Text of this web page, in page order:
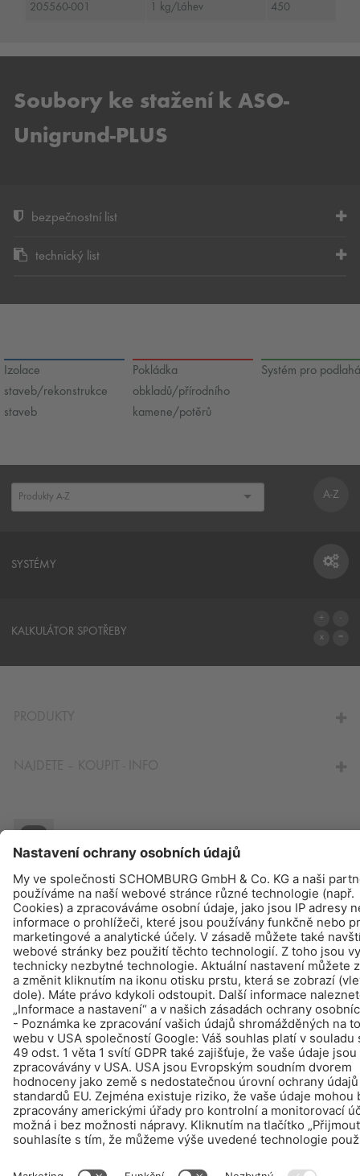
205560-001 1 kg/Láhev 450
Soubory ke stažení k ASO-
Unigrund-PLUS
bezpečnostní list
technický list
Izolace
staveb/rekonstrukce
staveb
Pokládka
obkladů/přírodního
kamene/potěrů
Systém pro
A-Z
SYSTÉMY
KALKULÁTOR SPOTŘEBY
© Schomburg. Tiráž|Ochraně dat
Design & realizace +| LOUIS INTERNET